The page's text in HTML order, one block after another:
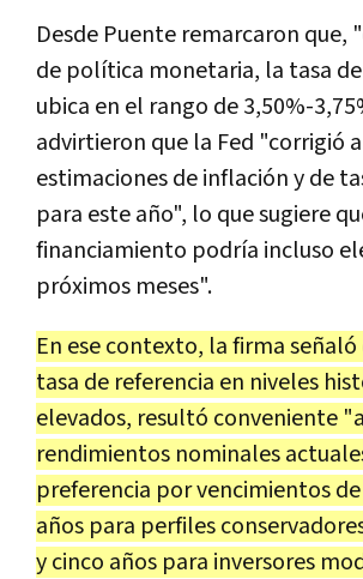
Desde Puente remarcaron que,
de política monetaria, la tasa
ubica en el rango de 3,50%-
advirtieron que la Fed "corrigió
estimaciones de inflación y de
para este año", lo que sugiere
financiamiento podría incluso
próximos meses".
En ese contexto, la firma señaló
tasa de referencia en niveles
elevados, resultó conveniente
rendimientos nominales
preferencia por vencimientos
años para perfiles
y cinco años para inversores